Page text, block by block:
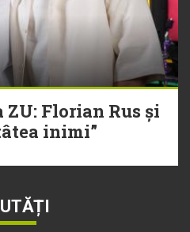
ZU: Florian Rus și
inimi”